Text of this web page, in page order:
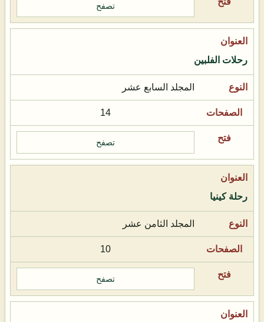
تصفح
رحلات الفلبين
المجلد السابع عشر
14
تصفح
رحلة كينيا
المجلد الثامن عشر
10
تصفح